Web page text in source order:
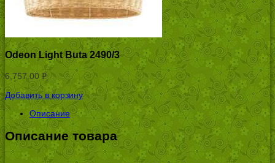
Odeon Light Buta 2490/3
6,757.00 Р
УБ.
Добавить в корзину
Описание
Описание товара